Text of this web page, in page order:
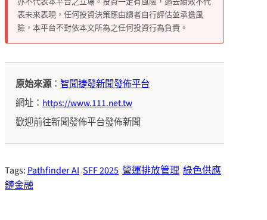
表未來表現，任何投資決策應由讀者自行評估並承擔風
險，本平台不對依本文所為之任何投資行為負責。
原始來源：智聞捷發新聞發佈平台
網址： https://www.111.net.tw
歡迎前往新聞發佈平台發佈新聞
Tags: Pathfinder AI SFF 2025 營運排放管理 綠色供應
鏈金融